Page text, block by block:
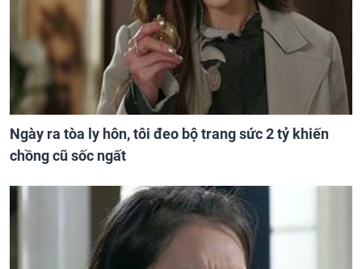
Ngày ra tòa ly hôn, tôi đeo bộ trang sức 2 tỷ khiến
chồng cũ sốc ngất